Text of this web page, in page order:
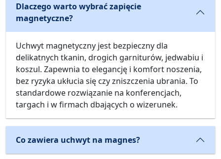
Dlaczego warto wybrać zapięcie
magnetyczne?
Uchwyt magnetyczny jest bezpieczny dla
delikatnych tkanin, drogich garniturów, jedwabiu i
koszul. Zapewnia to elegancję i komfort noszenia,
bez ryzyka ukłucia się czy zniszczenia ubrania. To
standardowe rozwiązanie na konferencjach,
targach i w firmach dbających o wizerunek.
Co zawiera uchwyt na magnes?